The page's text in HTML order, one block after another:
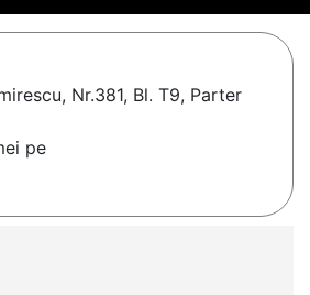
Nr.381, Bl. T9, Parter
pe